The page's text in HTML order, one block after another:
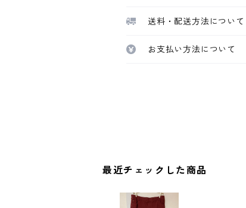
送料・配送方法について
お支払い方法について
最近チェックした商品